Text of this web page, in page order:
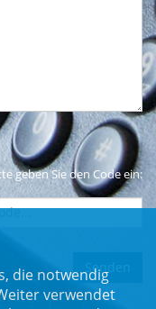
geben Sie den Code ein:
die notwendig
verwendet